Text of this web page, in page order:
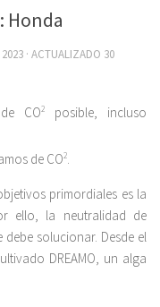
Honda
· ACTUALIZADO 30
CO2
posible, incluso
de CO2.
primordiales es la
ello, la neutralidad de
solucionar. Desde el
DREAMO, un alga